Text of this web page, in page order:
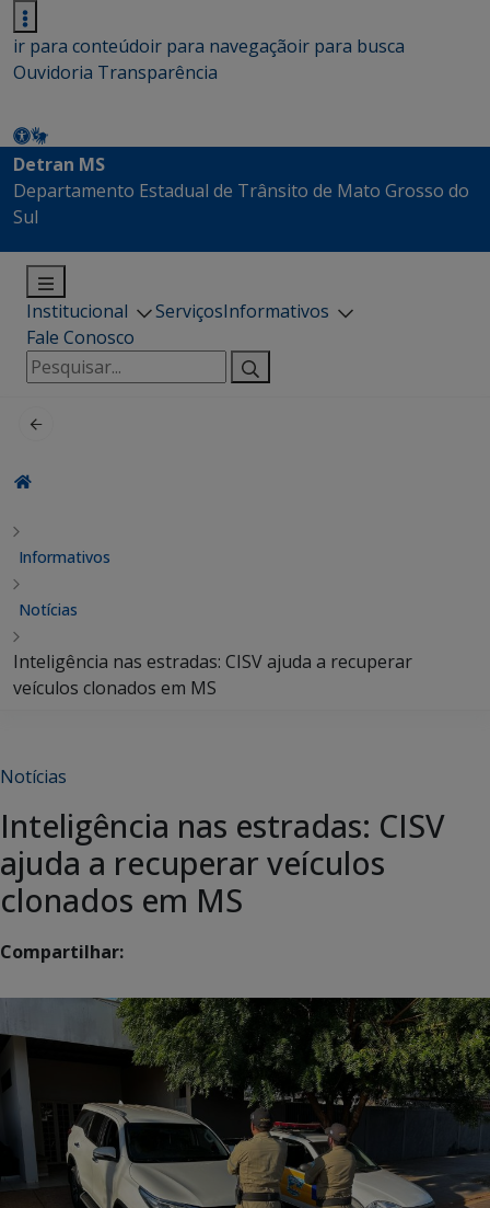
ir para conteúdoir para navegaçãoir para busca
Ouvidoria Transparência
Detran MS
Departamento Estadual de Trânsito de Mato Grosso do
Sul
Institucional ServiçosInformativos
Fale Conosco
Pesquisar
por:
Informativos
Notícias
Inteligência nas estradas: CISV ajuda a recuperar
veículos clonados em MS
Notícias
Inteligência nas estradas: CISV
ajuda a recuperar veículos
clonados em MS
Compartilhar: